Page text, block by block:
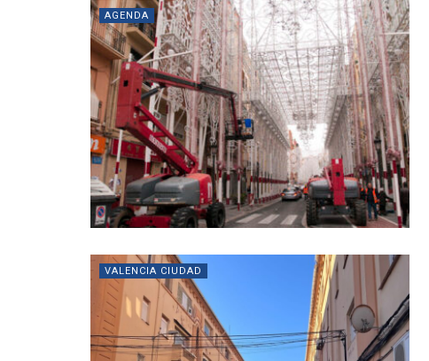
AGENDA
VALENCIA CIUDAD